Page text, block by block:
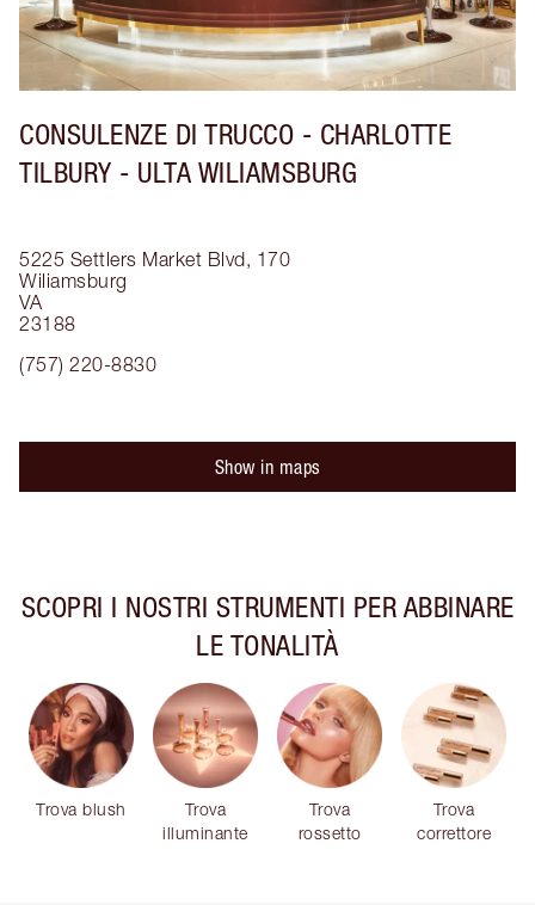
CONSULENZE DI TRUCCO - CHARLOTTE
TILBURY - ULTA WILIAMSBURG
5225 Settlers Market Blvd, 170
Wiliamsburg
VA
23188
(757) 220-8830
Show in maps
SCOPRI I NOSTRI STRUMENTI PER ABBINARE
LE TONALITÀ
Trova blush
Trova
illuminante
Trova
rossetto
Trova
correttore